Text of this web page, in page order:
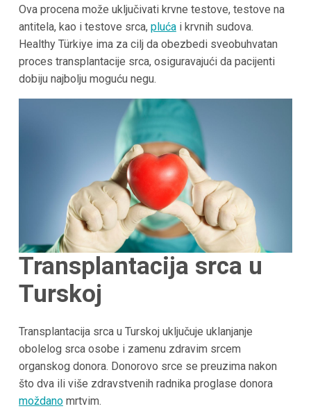
Ova procena može uključivati krvne testove, testove na
antitela, kao i testove srca, plućai krvnih sudova.
Healthy Türkiye ima za cilj da obezbedi sveobuhvatan
proces transplantacije srca, osiguravajući da pacijenti
dobiju najbolju moguću negu.
Transplantacija srca u
Turskoj
Transplantacija srca u Turskoj uključuje uklanjanje
obolelog srca osobe i zamenu zdravim srcem
organskog donora. Donorovo srce se preuzima nakon
što dva ili više zdravstvenih radnika proglase donora
moždanomrtvim.